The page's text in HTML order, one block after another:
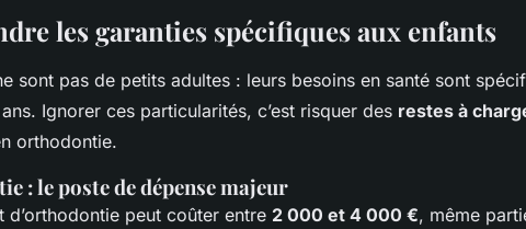
les garanties spécifiques aux enfants
sont pas de petits adultes : leurs besoins en santé sont
Ignorer ces particularités, c’est risquer des restes à
orthodontie.
: le poste de dépense majeur
d’orthodontie peut coûter entre 2 000 et 4 000 €, même